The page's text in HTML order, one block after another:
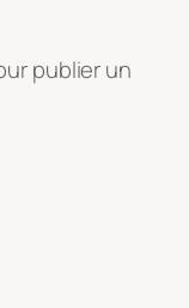
publier un